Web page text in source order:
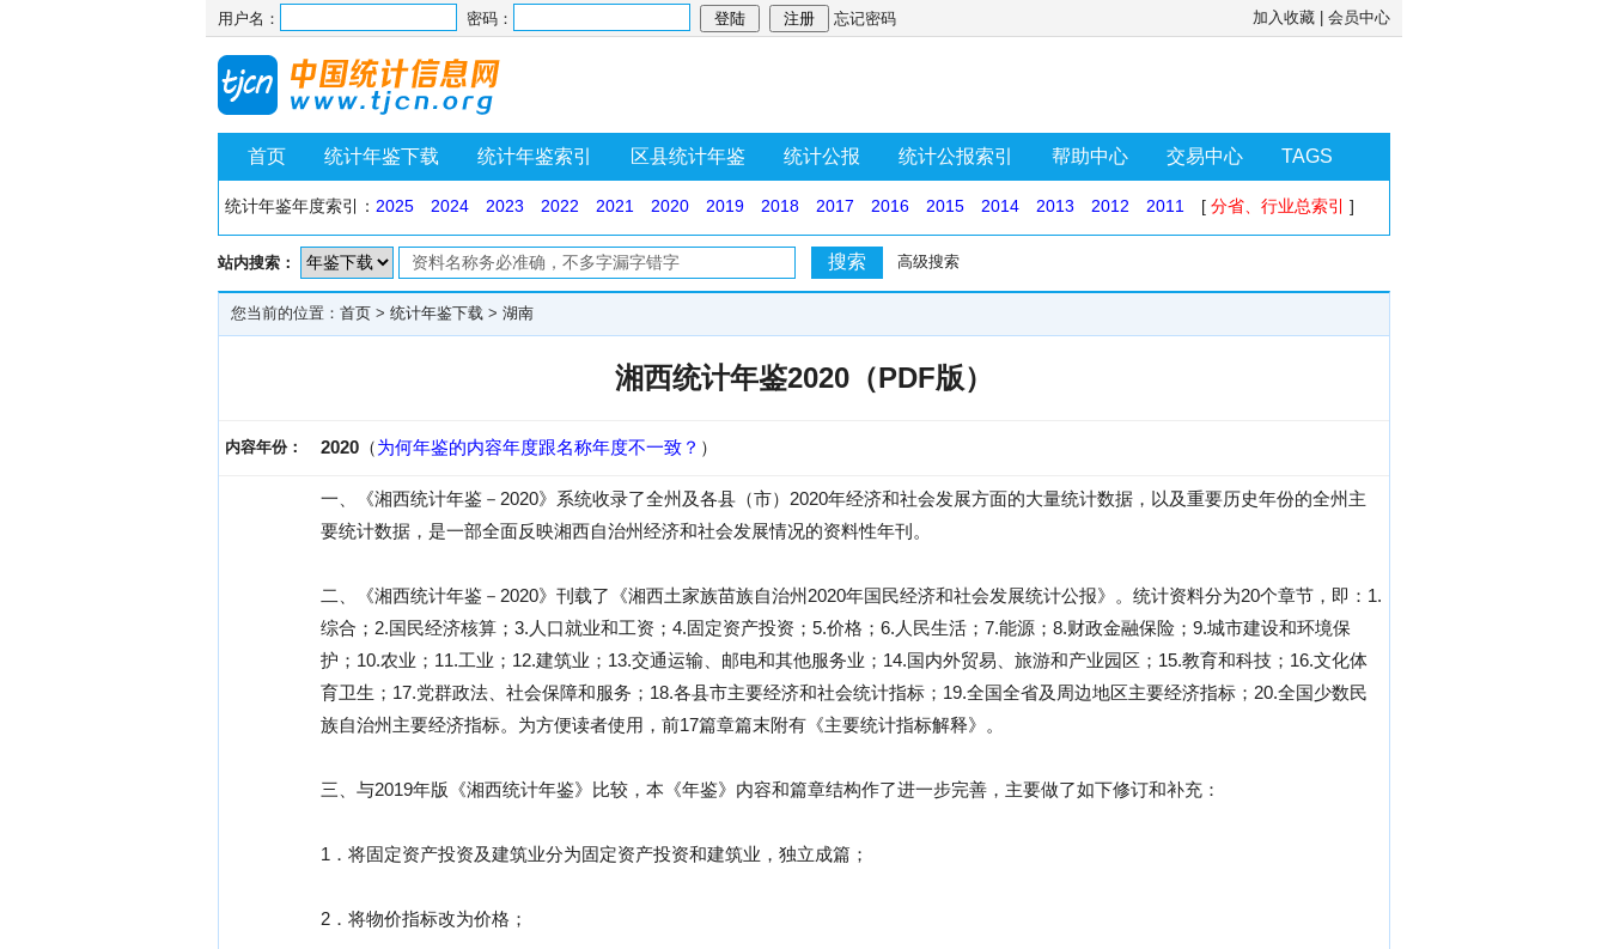
用户名： 密码： 忘记密码 加入收藏 会员中心
首页 统计年鉴下载 统计年鉴索引 区县统计年鉴 统计公报 统计公报索引 帮助中心 交易中心 TAGS
统计年鉴年度索引： 2025 2024 2023 2022 2021 2020 2019 2018 2017 2016 2015 2014 2013 2012 2011 [ 分省、行业总索引 ]
站内搜索： 高级搜索
您当前的位置： 首页 > 统计年鉴下载 > 湖南
湘西统计年鉴2020（PDF版）
内容年份： 2020 （为何年鉴的内容年度跟名称年度不一致？ ）
一、《湘西统计年鉴－2020》系统收录了全州及各县（市）2020年经济和社会发展方面的大量统计数据，以及重要历史年份的全州主
要统计数据，是一部全面反映湘西自治州经济和社会发展情况的资料性年刊。
二、《湘西统计年鉴－2020》刊载了《湘西土家族苗族自治州2020年国民经济和社会发展统计公报》。统计资料分为20个章节，即：1.
综合；2.国民经济核算；3.人口就业和工资；4.固定资产投资；5.价格；6.人民生活；7.能源；8.财政金融保险；9.城市建设和环境保
护；10.农业；11.工业；12.建筑业；13.交通运输、邮电和其他服务业；14.国内外贸易、旅游和产业园区；15.教育和科技；16.文化体
育卫生；17.党群政法、社会保障和服务；18.各县市主要经济和社会统计指标；19.全国全省及周边地区主要经济指标；20.全国少数民
族自治州主要经济指标。为方便读者使用，前17篇章篇末附有《主要统计指标解释》。
三、与2019年版《湘西统计年鉴》比较，本《年鉴》内容和篇章结构作了进一步完善，主要做了如下修订和补充：
1．将固定资产投资及建筑业分为固定资产投资和建筑业，独立成篇；
2．将物价指标改为价格；